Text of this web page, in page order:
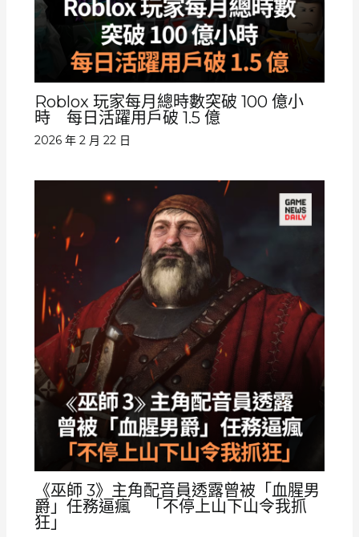
Roblox 玩家每月總時數突破 100 億小
時 每日活躍用戶破 1.5 億
2026 年 2 月 22 日
《巫師 3》主角配音員透露曾被「血腥男
爵」任務逼瘋 「不停上山下山令我抓
狂」